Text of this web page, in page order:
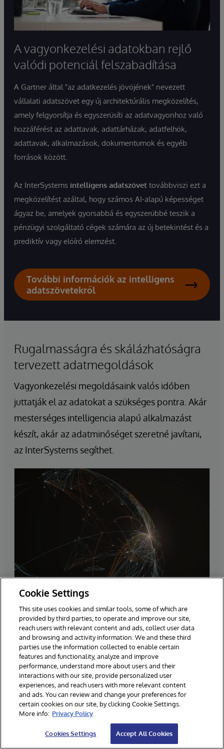
A vagyonkezelési adatokban rejlő
valódi potenciál felszabadítása
A Gartner által "az adatkezelés jövőjének" nevezett
vállalati adatszövet egy új architektúrális megközelítés,
amely felgyorsítja és egyszerűsíti az adatvagyonhoz való
hozzáférést az adattavak, adattárházak, adatfelhők,
adattavak, alkalmazások, dokumentumok és egyéb
források között.
Az InterSystems intelligens adatszövet továbbviszi ezt a
megközelítést azáltal, hogy számos AI-alapú képességet
ágyaz be, amelyek gyorsabbá és egyszerűbbé teszik a
pénzügyi szolgáltató cégek számára az új betekintést és a
prediktív vagy előíró elemzést.
További információk az intelligens
adatszövetekről
Rugalmasságra és skálázhatóságra
tervezett adatmegoldások
Vagyonkezelési megoldásaink valós időben
juttatják el az adatokat a szükséges pontra. Akár
mesterséges intelligencia alapú alkalmazást
készít, akár az adatminőséget szeretné javítani,
az InterSystems segíthet.
InterSystems IRIS
Az InterSystems IRIS® egy felhőalapú, nagy
teljesítményű adatplatform, amelyet úgy
terveztek, hogy a különböző rendszerek és silók
közötti élő adatok összekapcsolásával
megkönnyítse a küldetéskritikus folyamatokat
támogató alkalmazások létrehozását.
Cookie Settings
This site uses cookies and similar tools, some of which are
provided by third parties, to operate and improve our site,
reach users with relevant content and ads, collect user data
and browsing and activity information. We and these third
parties use the information collected to enable certain
features and functionality, analyze and improve
performance, understand more about users and their
interactions with our site, provide personalized user
experiences, and reach users with more relevant content
and ads. You can review and change your preferences for
certain cookies on our site, by clicking Cookie Settings.
More info: Privacy Policy
Cookies Settings Accept All Cookies